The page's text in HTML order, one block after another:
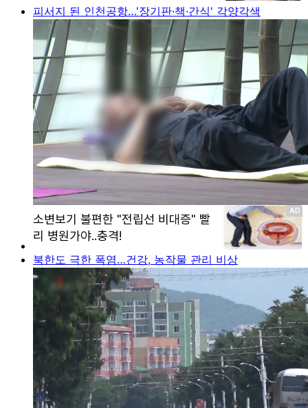
피서지 된 인천공항…'장기판·책·간식' 각양각색
북한도 극한 폭염…건강, 농작물 관리 비상